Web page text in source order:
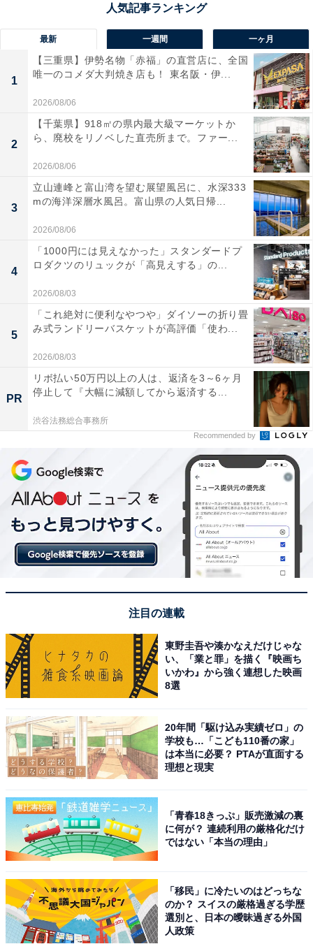
1位：吉沢亮（錦織友一）／192票
View this post on Instagram
1位にランクインしたのは、錦織友一役を演じた吉沢亮
さんです。錦織は英語教師で結核を患う役どころ。吉沢
さんは英語のレッスンを受け、13kg減量して役作りに臨
むなど役者魂を見せました。
の決戦』が、7月25日からは主演ミュージカル『ディ
ア・エヴァン・ハンセン』が公開予定。今後の活躍にも
注目です。
回答コメントでは「どこから見ても美しく整った顔立ち
です」（60代女性／滋賀県）、「圧倒的にカッコ良くて
イケメン」（50代男性／徳島県）、「所作がやはり美し
吉沢亮さんに関する商品をAmazonで見る
最新 一週間 一ヶ月
1
【三重県】伊勢名物「赤福」の直営店に、全国
唯一のコメダ大判焼き店も！ 東名阪・伊...
2026/08/06
2
【千葉県】918㎡の県内最大級マーケットか
ら、廃校をリノベした直売所まで。ファー...
2026/08/06
3
立山連峰と富山湾を望む展望風呂に、水深333
mの海洋深層水風呂。富山県の人気日帰...
2026/08/06
4
「1000円には見えなかった」スタンダードプ
ロダクツのリュックが「高見えする」の...
2026/08/03
5
「これ絶対に便利なやつや」ダイソーの折り畳
み式ランドリーバスケットが高評価「使わ...
2026/08/03
PR
リボ払い50万円以上の人は、返済を3～6ヶ月
停止して『大幅に減額してから返済する...
渋谷法務総合事務所
Recommended by
注目の連載
東野圭吾や湊かなえだけじゃな
い、「業と罪」を描く『映画ち
いかわ』から強く連想した映画
8選
20年間「駆け込み実績ゼロ」の
学校も…「こども110番の家」
は本当に必要？ PTAが直面する
理想と現実
「青春18きっぷ」販売激減の裏
に何が？ 連続利用の厳格化だけ
ではない「本当の理由」
「移民」に冷たいのはどっちな
のか？ スイスの厳格過ぎる学歴
選別と、日本の曖昧過ぎる外国
人政策